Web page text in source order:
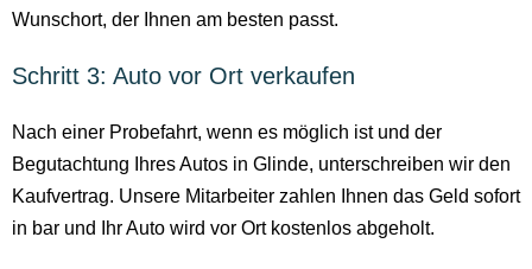
Wunschort, der Ihnen am besten passt.
Schritt 3: Auto vor Ort verkaufen
Nach einer Probefahrt, wenn es möglich ist und der
Begutachtung Ihres Autos in Glinde, unterschreiben wir den
Kaufvertrag. Unsere Mitarbeiter zahlen Ihnen das Geld sofort
in bar und Ihr Auto wird vor Ort kostenlos abgeholt.